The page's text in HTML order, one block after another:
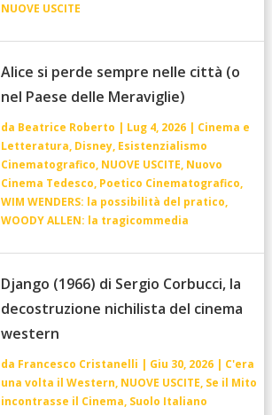
NUOVE USCITE
Alice si perde sempre nelle città (o
nel Paese delle Meraviglie)
da Beatrice Roberto | Lug 4, 2026| Cinema e
Letteratura, Disney, Esistenzialismo
Cinematografico, NUOVE USCITE, Nuovo
Cinema Tedesco, Poetico Cinematografico,
WIM WENDERS: la possibilità del pratico,
WOODY ALLEN: la tragicommedia
Django (1966) di Sergio Corbucci, la
decostruzione nichilista del cinema
western
da Francesco Cristanelli | Giu 30, 2026| C'era
una volta il Western, NUOVE USCITE, Se il Mito
incontrasse il Cinema, Suolo Italiano